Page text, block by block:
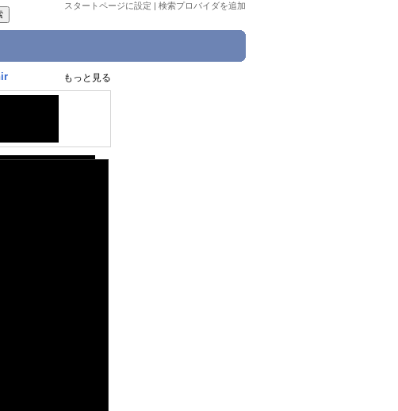
スタートページに設定 | 検索プロバイダを追加
もっと見る